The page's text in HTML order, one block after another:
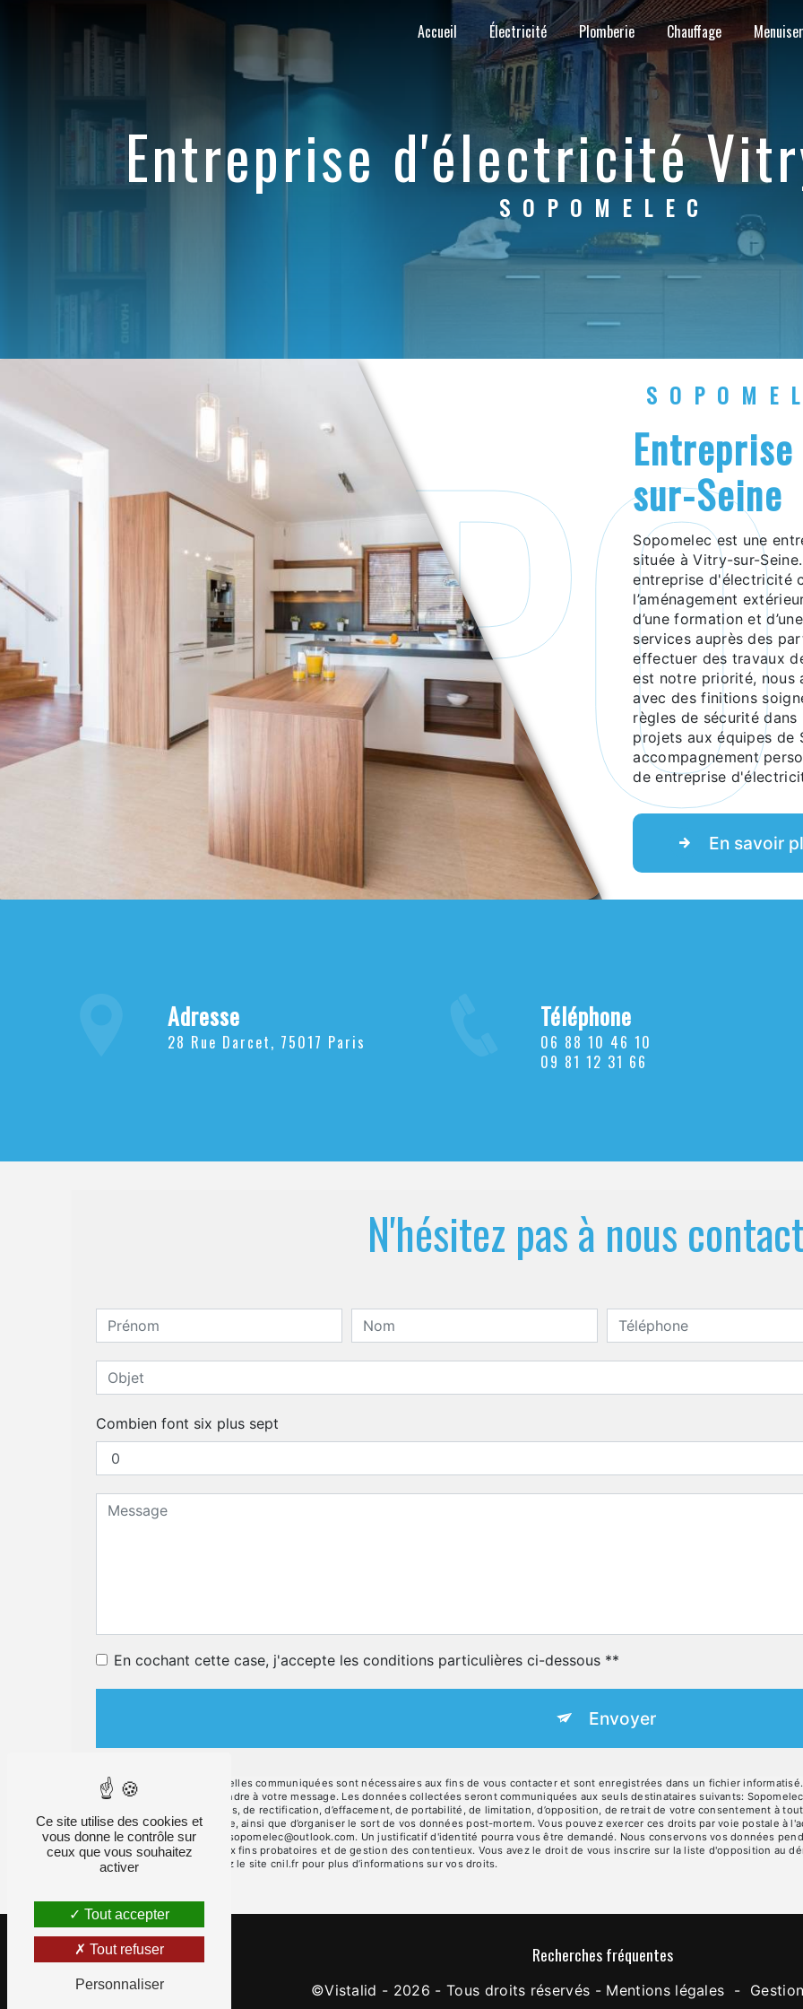
Accueil Électricité Plomberie Chauffage
entreprise d'électricité
SOPOMELEC
entreprise d'électricité à Vitry-
sur-Seine
Sopomelec est une entreprise générale de entreprise d'électricité,
située à Vitry-sur-
entreprise d'électricité
l’aménagement
d’une formation et
services auprès des
effectuer des travaux
est notre priorité, nous
avec des finitions
règles de sécurité
projets aux équipes de
accompagnement
de entreprise
En savoir
Adresse
28 Rue Darcet, 75017 Paris
Téléphone
06 88 10 46 10
09 81 12 31 66
N'hésitez pas à nous
Combien font six plus sept
En cochant cette case, j'accepte les conditions particulières ci-dessous **
Envoyer
** Les données personnelles communiquées sont nécessaires aux fins de vous contacter et sont enregistrées dans un fichier
dans le seul but de répondre à votre message. Les données collectées seront communiquées aux seuls destinataires suivants:
disposez de droits d’accès, de rectification, d’effacement, de portabilité, de limitation, d’opposition, de retrait de votre consentement à
d’une autorité de contrôle, ainsi que d’organiser le sort de vos données post-mortem. Vous pouvez exercer ces droits par voie postale à
électronique à l'adresse sopomelec@outlook.com. Un justificatif d'identité pourra vous être demandé. Nous conservons vos données
de prescription légale aux fins probatoires et de gestion des contentieux. Vous avez le droit de vous inscrire sur la liste d'opposition au
Bloctel.gouv.fr
. Consultez le site cnil.fr pour plus d’informations sur vos droits.
Recherches fréquentes
©Vistalid - 2026 - Tous droits réservés - Mentions légales -
Panneau de gestion des cookies
Ce site utilise des cookies et
vous donne le contrôle sur
ceux que vous souhaitez
activer
Tout accepter
Tout refuser
Personnaliser